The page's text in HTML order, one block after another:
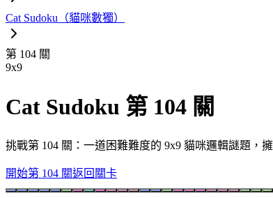
Cat Sudoku（貓咪數獨）
第 104 關
9x9
Cat Sudoku 第 104 關
挑戰第 104 關：一道困難難度的 9x9 貓咪邏輯謎題，
開始第 104 關返回關卡